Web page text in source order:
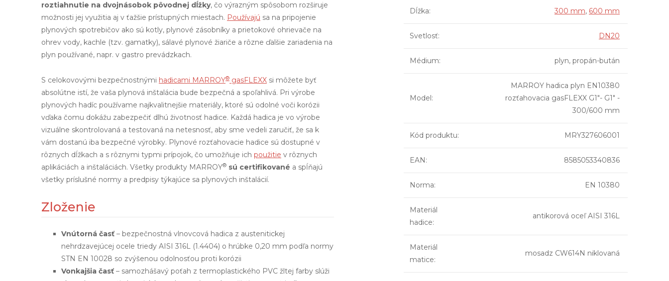
roztiahnutie na dvojnásobok pôvodnej dĺžky, čo výrazným spôsobom rozširuje
možnosti jej využitia aj v ťažšie prístupných miestach. Používajú sa na pripojenie
plynových spotrebičov ako sú kotly, plynové zásobníky a prietokové ohrievače na
ohrev vody, kachle (tzv. gamatky), sálavé plynové žiariče a rôzne ďalšie zariadenia na
plyn používané, napr. v gastro prevádzkach.
S celokovovými bezpečnostnými hadicami MARROY® gasFLEXX si môžete byť
absolútne istí, že vaša plynová inštalácia bude bezpečná a spoľahlivá. Pri výrobe
plynových hadíc používame najkvalitnejšie materiály, ktoré sú odolné voči korózii
vďaka čomu dokážu zabezpečiť dlhú životnosť hadice. Každá hadica je vo výrobe
vizuálne skontrolovaná a testovaná na netesnosť, aby sme vedeli zaručiť, že sa k
vám dostanú iba bezpečné výrobky. Plynové rozťahovacie hadice sú dostupné v
rôznych dĺžkach a s rôznymi typmi prípojok, čo umožňuje ich použitie v rôznych
aplikáciách a inštaláciách. Všetky produkty MARROY® sú certifikované a spĺňajú
všetky príslušné normy a predpisy týkajúce sa plynových inštalácií.
Zloženie
Vnútorná časť – bezpečnostná vlnovcová hadica z austenitickej
nehrdzavejúcej ocele triedy AISI 316L (1.4404) o hrúbke 0,20 mm podľa normy
STN EN 10028 so zvýšenou odolnosťou proti korózii
Vonkajšia časť – samozhášavý poťah z termoplastického PVC žltej farby slúži
Dĺžka: 300 mm, 600 mm
Svetlosť: DN20
Médium: plyn, propán-bután
Model:
MARROY hadica plyn EN10380
rozťahovacia gasFLEXX G1"- G1" -
300/600 mm
Kód produktu: MRY327606001
EAN: 8585053340836
Norma: EN 10380
Materiál
hadice:
antikorová oceľ AISI 316L
Materiál
matice:
mosadz CW614N niklovaná